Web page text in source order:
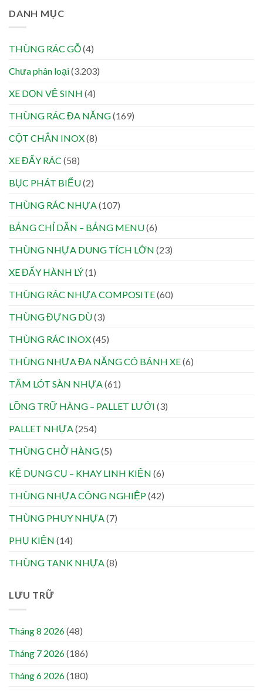
DANH MỤC
THÙNG RÁC GỖ(4)
Chưa phân loại(3.203)
XE DỌN VỆ SINH (4)
THÙNG RÁC ĐA NĂNG(169)
CỘT CHẮN INOX(8)
XE ĐẨY RÁC (58)
BỤC PHÁT BIỂU(2)
THÙNG RÁC NHỰA(107)
BẢNG CHỈ DẪN – BẢNG MENU(6)
THÙNG NHỰA DUNG TÍCH LỚN (23)
XE ĐẨY HÀNH LÝ(1)
THÙNG RÁC NHỰA COMPOSITE(60)
THÙNG ĐỰNG DÙ(3)
THÙNG RÁC INOX(45)
THÙNG NHỰA ĐA NĂNG CÓ BÁNH XE(6)
TẤM LÓT SÀN NHỰA(61)
LỒNG TRỮ HÀNG – PALLET LƯỚI (3)
PALLET NHỰA(254)
THÙNG CHỞ HÀNG(5)
KỆ DỤNG CỤ – KHAY LINH KIỆN (6)
THÙNG NHỰA CÔNG NGHIỆP(42)
THÙNG PHUY NHỰA(7)
PHỤ KIỆN (14)
THÙNG TANK NHỰA(8)
LƯU TRỮ
Tháng 8 2026(48)
Tháng 7 2026(186)
Tháng 6 2026(180)